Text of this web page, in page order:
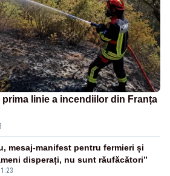
prima linie a incendiilor din Franța
mesaj-manifest pentru fermieri și
disperați, nu sunt răufăcători”